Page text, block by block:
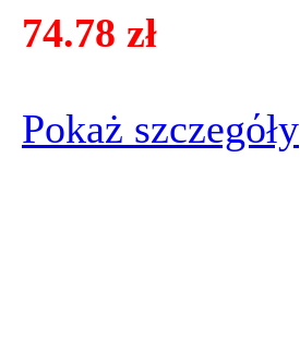
74.78 zł
Pokaż szczegόły